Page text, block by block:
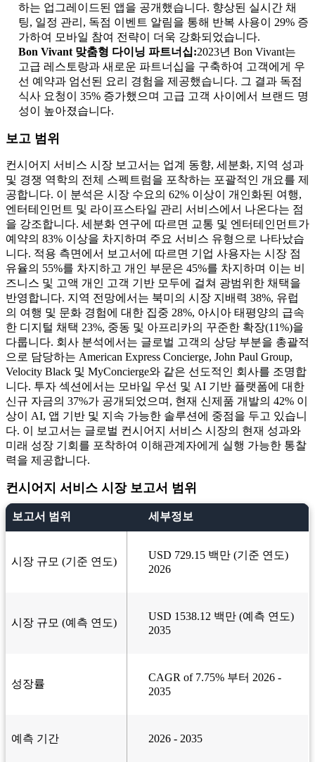
하는 업그레이드된 앱을 공개했습니다. 향상된 실시간 채
팅, 일정 관리, 독점 이벤트 알림을 통해 반복 사용이 29% 증
가하여 모바일 참여 전략이 더욱 강화되었습니다.
Bon Vivant 맞춤형 다이닝 파트너십:2023년 Bon Vivant는
고급 레스토랑과 새로운 파트너십을 구축하여 고객에게 우
선 예약과 엄선된 요리 경험을 제공했습니다. 그 결과 독점
식사 요청이 35% 증가했으며 고급 고객 사이에서 브랜드 명
성이 높아졌습니다.
보고 범위
컨시어지 서비스 시장 보고서는 업계 동향, 세분화, 지역 성과
및 경쟁 역학의 전체 스펙트럼을 포착하는 포괄적인 개요를 제
공합니다. 이 분석은 시장 수요의 62% 이상이 개인화된 여행,
엔터테인먼트 및 라이프스타일 관리 서비스에서 나온다는 점
을 강조합니다. 세분화 연구에 따르면 교통 및 엔터테인먼트가
예약의 83% 이상을 차지하며 주요 서비스 유형으로 나타났습
니다. 적용 측면에서 보고서에 따르면 기업 사용자는 시장 점
유율의 55%를 차지하고 개인 부문은 45%를 차지하며 이는 비
즈니스 및 고액 개인 고객 기반 모두에 걸쳐 광범위한 채택을
반영합니다. 지역 전망에서는 북미의 시장 지배력 38%, 유럽
의 여행 및 문화 경험에 대한 집중 28%, 아시아 태평양의 급속
한 디지털 채택 23%, 중동 및 아프리카의 꾸준한 확장(11%)을
다룹니다. 회사 분석에서는 글로벌 고객의 상당 부분을 총괄적
으로 담당하는 American Express Concierge, John Paul Group,
Velocity Black 및 MyConcierge와 같은 선도적인 회사를 조명합
니다. 투자 섹션에서는 모바일 우선 및 AI 기반 플랫폼에 대한
신규 자금의 37%가 공개되었으며, 현재 신제품 개발의 42% 이
상이 AI, 앱 기반 및 지속 가능한 솔루션에 중점을 두고 있습니
다. 이 보고서는 글로벌 컨시어지 서비스 시장의 현재 성과와
미래 성장 기회를 포착하여 이해관계자에게 실행 가능한 통찰
력을 제공합니다.
컨시어지 서비스 시장 보고서 범위
보고서 범위 세부정보
시장 규모 (기준 연도)
USD 729.15 백만 (기준 연도)
2026
시장 규모 (예측 연도)
USD 1538.12 백만 (예측 연도)
2035
성장률
CAGR of 7.75% 부터 2026 -
2035
예측 기간 2026 - 2035